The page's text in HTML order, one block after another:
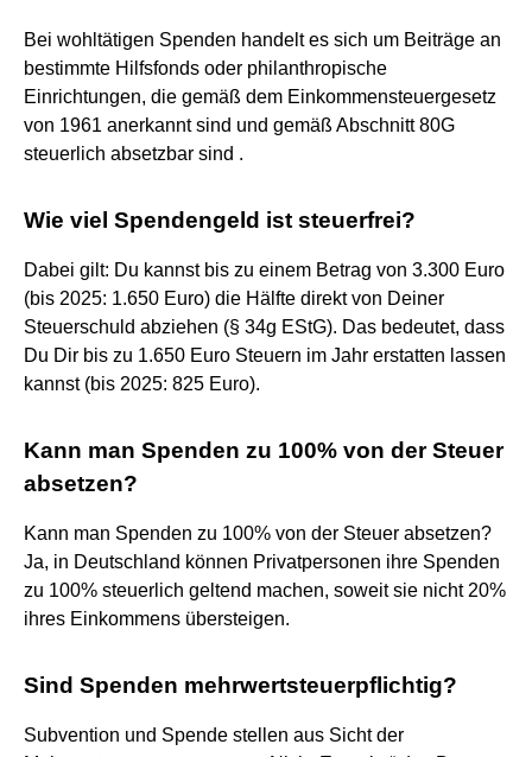
Bei wohltätigen Spenden handelt es sich um Beiträge an
bestimmte Hilfsfonds oder philanthropische
Einrichtungen, die gemäß dem Einkommensteuergesetz
von 1961 anerkannt sind und gemäß Abschnitt 80G
steuerlich absetzbar sind .
Wie viel Spendengeld ist steuerfrei?
Dabei gilt: Du kannst bis zu einem Betrag von 3.300 Euro
(bis 2025: 1.650 Euro) die Hälfte direkt von Deiner
Steuerschuld abziehen (§ 34g EStG). Das bedeutet, dass
Du Dir bis zu 1.650 Euro Steuern im Jahr erstatten lassen
kannst (bis 2025: 825 Euro).
Kann man Spenden zu 100% von der Steuer
absetzen?
Kann man Spenden zu 100% von der Steuer absetzen?
Ja, in Deutschland können Privatpersonen ihre Spenden
zu 100% steuerlich geltend machen, soweit sie nicht 20%
ihres Einkommens übersteigen.
Sind Spenden mehrwertsteuerpflichtig?
Subvention und Spende stellen aus Sicht der